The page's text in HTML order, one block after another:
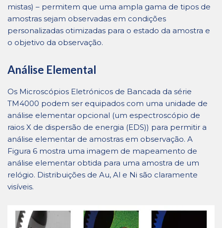
mistas) – permitem que uma ampla gama de tipos de
amostras sejam observadas em condições
personalizadas otimizadas para o estado da amostra e
o objetivo da observação.
Análise Elemental
Os Microscópios Eletrónicos de Bancada da série
TM4000 podem ser equipados com uma unidade de
análise elementar opcional (um espectroscópio de
raios X de dispersão de energia (EDS)) para permitir a
análise elementar de amostras em observação. A
Figura 6 mostra uma imagem de mapeamento de
análise elementar obtida para uma amostra de um
relógio. Distribuições de Au, Al e Ni são claramente
visíveis.